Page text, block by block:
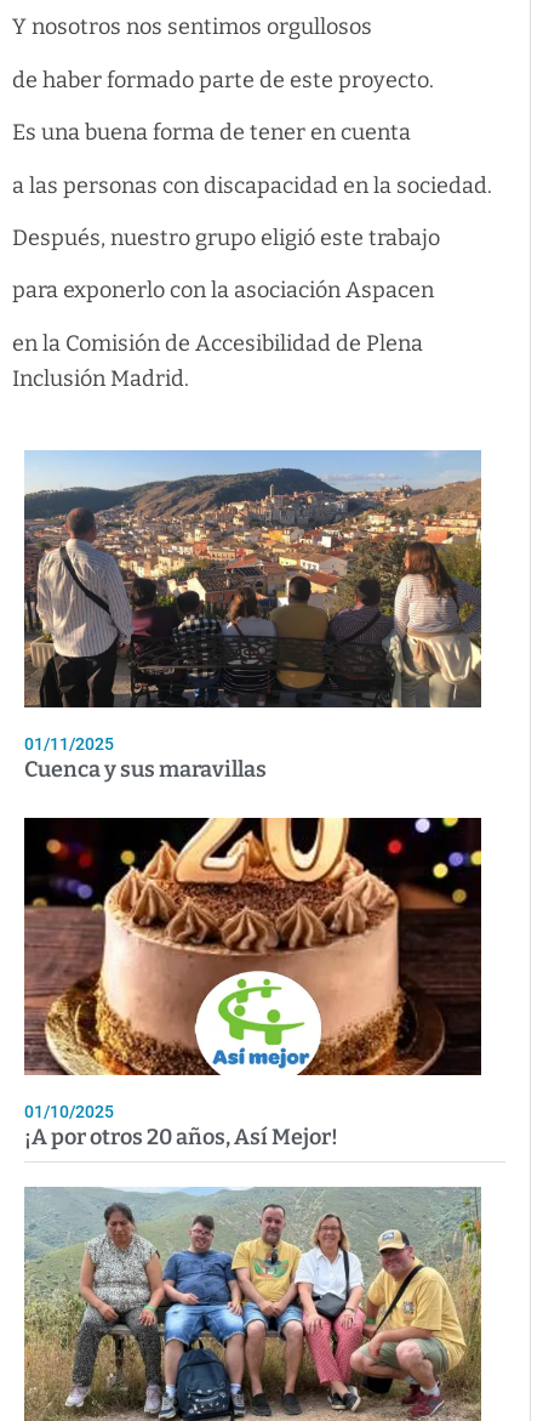
Y nosotros nos sentimos orgullosos
de haber formado parte de este proyecto.
Es una buena forma de tener en cuenta
a las personas con discapacidad en la sociedad.
Después, nuestro grupo eligió este trabajo
para exponerlo con la asociación Aspacen
en la Comisión de Accesibilidad de Plena
Inclusión Madrid.
01/11/2025
Cuenca y sus maravillas
01/10/2025
¡A por otros 20 años, Así Mejor!